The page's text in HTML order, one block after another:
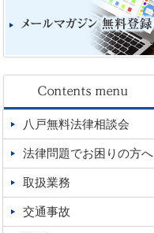
八戸無料法律相談会
法律問題でお困りの方へ
取扱業務
交通事故